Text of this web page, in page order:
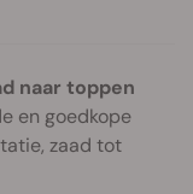
naar toppen
en goedkope
zaad tot